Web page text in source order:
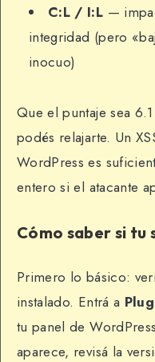
C:L / I:L —
integridad (pero
inocuo)
Que el puntaje sea
podés relajarte. Un
WordPress es
entero si el atacante
Cómo saber si tu
Primero lo básico:
instalado. Entrá a
tu panel de
aparece, revisá la